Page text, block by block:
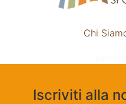
Chi
Iscriviti alla